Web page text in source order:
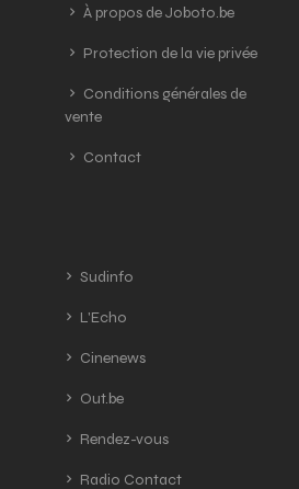
À propos de Joboto.be
Protection de la vie privée
Conditions générales de
vente
Contact
Sudinfo
L'Echo
Cinenews
Out.be
Rendez-vous
Radio Contact